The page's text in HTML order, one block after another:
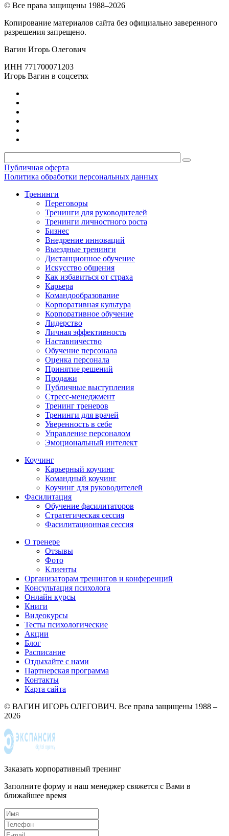
© Все права защищены 1988–2026
Копирование материалов сайта без официально заверенного
разрешения запрещено.
Вагин Игорь Олегович
ИНН 771700071203
Игорь Вагин в соцсетях
Публичная оферта
Политика обработки персональных данных
Тренинги
Переговоры
Тренинги для руководителей
Тренинги личностного роста
Бизнес
Внедрение инноваций
Выездные тренинги
Дистанционное обучение
Искусство общения
Как избавиться от страха
Карьера
Командообразование
Корпоративная культура
Корпоративное обучение
Лидерство
Личная эффективность
Наставничество
Обучение персонала
Оценка персонала
Принятие решений
Продажи
Публичные выступления
Стресс-менеджмент
Тренинг тренеров
Тренинги для врачей
Уверенность в себе
Управление персоналом
Эмоциональный интелект
Коучинг
Карьерный коучинг
Командный коучинг
Коучинг для руководителей
Фасилитация
Обучение фасилитаторов
Стратегическая сессия
Фасилитационная сессия
О тренере
Отзывы
Фото
Клиенты
Организаторам тренингов и конференций
Консультация психолога
Онлайн курсы
Книги
Видеокурсы
Тесты психологические
Акции
Блог
Расписание
Отдыхайте с нами
Партнерская программа
Контакты
Карта сайта
© ВАГИН ИГОРЬ ОЛЕГОВИЧ. Все права защищены 1988 –
2026
Заказать корпоративный тренинг
Заполните форму и наш менеджер свяжется с Вами в
ближайшее время